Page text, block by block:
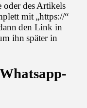
oder des Artikels
mit „https://“
den Link in
ihn später in